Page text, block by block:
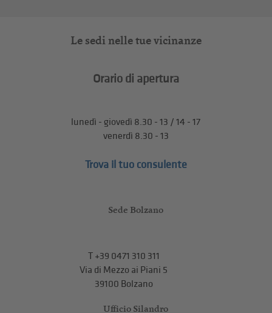
Le sedi nelle tue vicinanze
Orario di apertura
lunedì - giovedì 8.30 - 13 / 14 - 17
venerdì 8.30 - 13
Trova il tuo consulente
Sede Bolzano
T+39 0471 310 311
Via di Mezzo ai Piani 5
39100 Bolzano
Ufficio Silandro